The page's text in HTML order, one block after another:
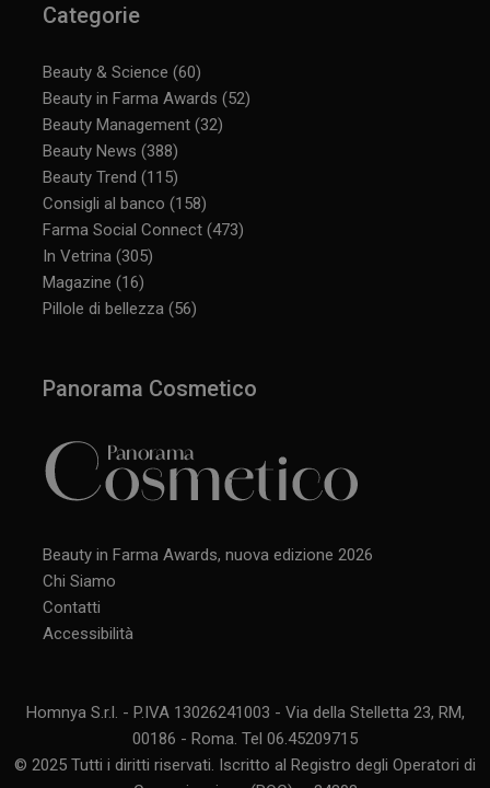
Categorie
Beauty & Science (60)
Beauty in Farma Awards (52)
Beauty Management (32)
Beauty News (388)
Beauty Trend (115)
Consigli al banco (158)
Farma Social Connect (473)
In Vetrina (305)
Magazine (16)
Pillole di bellezza (56)
Panorama Cosmetico
Beauty in Farma Awards, nuova edizione 2026
Chi Siamo
Contatti
Accessibilità
Homnya S.r.l. - P.IVA 13026241003 - Via della Stelletta 23, RM,
00186 - Roma. Tel 06.45209715
© 2025 Tutti i diritti riservati. Iscritto al Registro degli Operatori di